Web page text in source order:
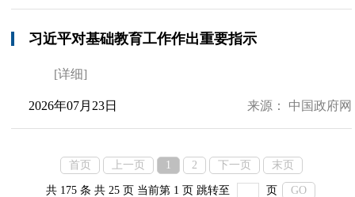
习近平对基础教育工作作出重要指示
[详细]
2026年07月23日 来源： 中国政府网
首页 上一页 1 2 下一页 末页
共 175 条 共 25 页 当前第 1 页 跳转至 页 GO